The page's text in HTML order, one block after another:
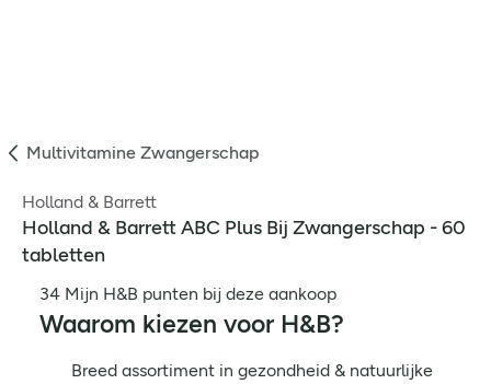
Multivitamine Zwangerschap
Holland & Barrett
Holland & Barrett ABC Plus Bij Zwangerschap - 60
tabletten
34 Mijn H&B punten bij deze aankoop
Waarom kiezen voor H&B?
Breed assortiment in gezondheid & natuurlijke